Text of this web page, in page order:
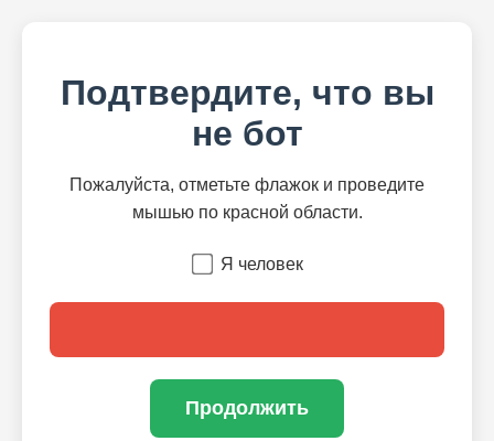
Подтвердите, что вы
не бот
Пожалуйста, отметьте флажок и проведите
мышью по красной области.
Я человек
Продолжить